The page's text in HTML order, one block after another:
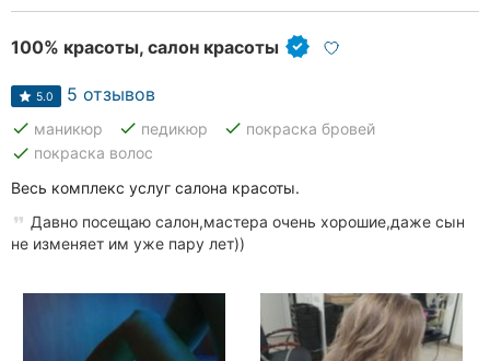
100% красоты, салон красоты
5.0 5 отзывов
done маникюр done педикюр done покраска бровей
done покраска волос
Весь комплекс услуг салона красоты.
Давно посещаю салон,мастера очень хорошие,даже сын
не изменяет им уже пару лет))